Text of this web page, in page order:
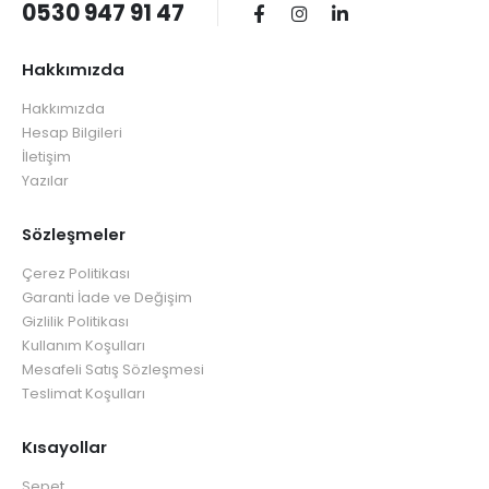
0530 947 91 47
Hakkımızda
Hakkımızda
Hesap Bilgileri
İletişim
Yazılar
Sözleşmeler
Çerez Politikası
Garanti İade ve Değişim
Gizlilik Politikası
Kullanım Koşulları
Mesafeli Satış Sözleşmesi
Teslimat Koşulları
Kısayollar